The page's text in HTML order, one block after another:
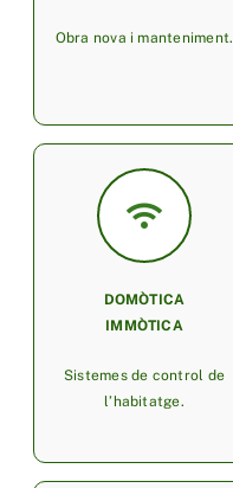
Obra nova i manteniment.
DOMÒTICA
IMMÒTICA
Sistemes de control de
l’habitatge.